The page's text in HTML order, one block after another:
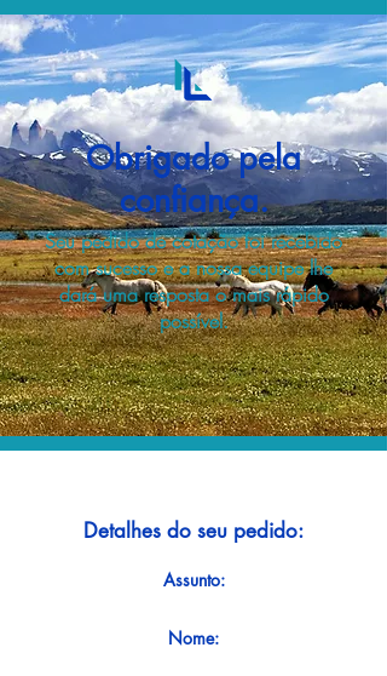
Obrigado pela
confiança.
Seu pedido de cotação foi recebido
com sucesso e a nossa equipe lhe
dará uma resposta o mais rápido
possível.
Detalhes do seu pedido:
Assunto:
Nome: